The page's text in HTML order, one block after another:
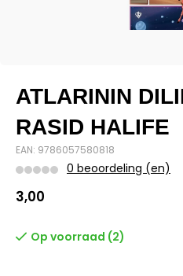
ATLARININ
RASID HALIFE
EAN: 9786057580818
0 beoordeling (en)
3,00
Op voorraad (2)